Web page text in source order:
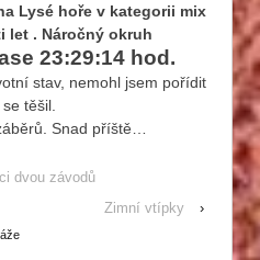
Lysé hoře v kategorii mix
let . Náročný okruh
23:29:14 hod.
stav, nemohl jsem pořídit
těšil.
Snad příště…
dvou závodů
Zimní vtípky
›